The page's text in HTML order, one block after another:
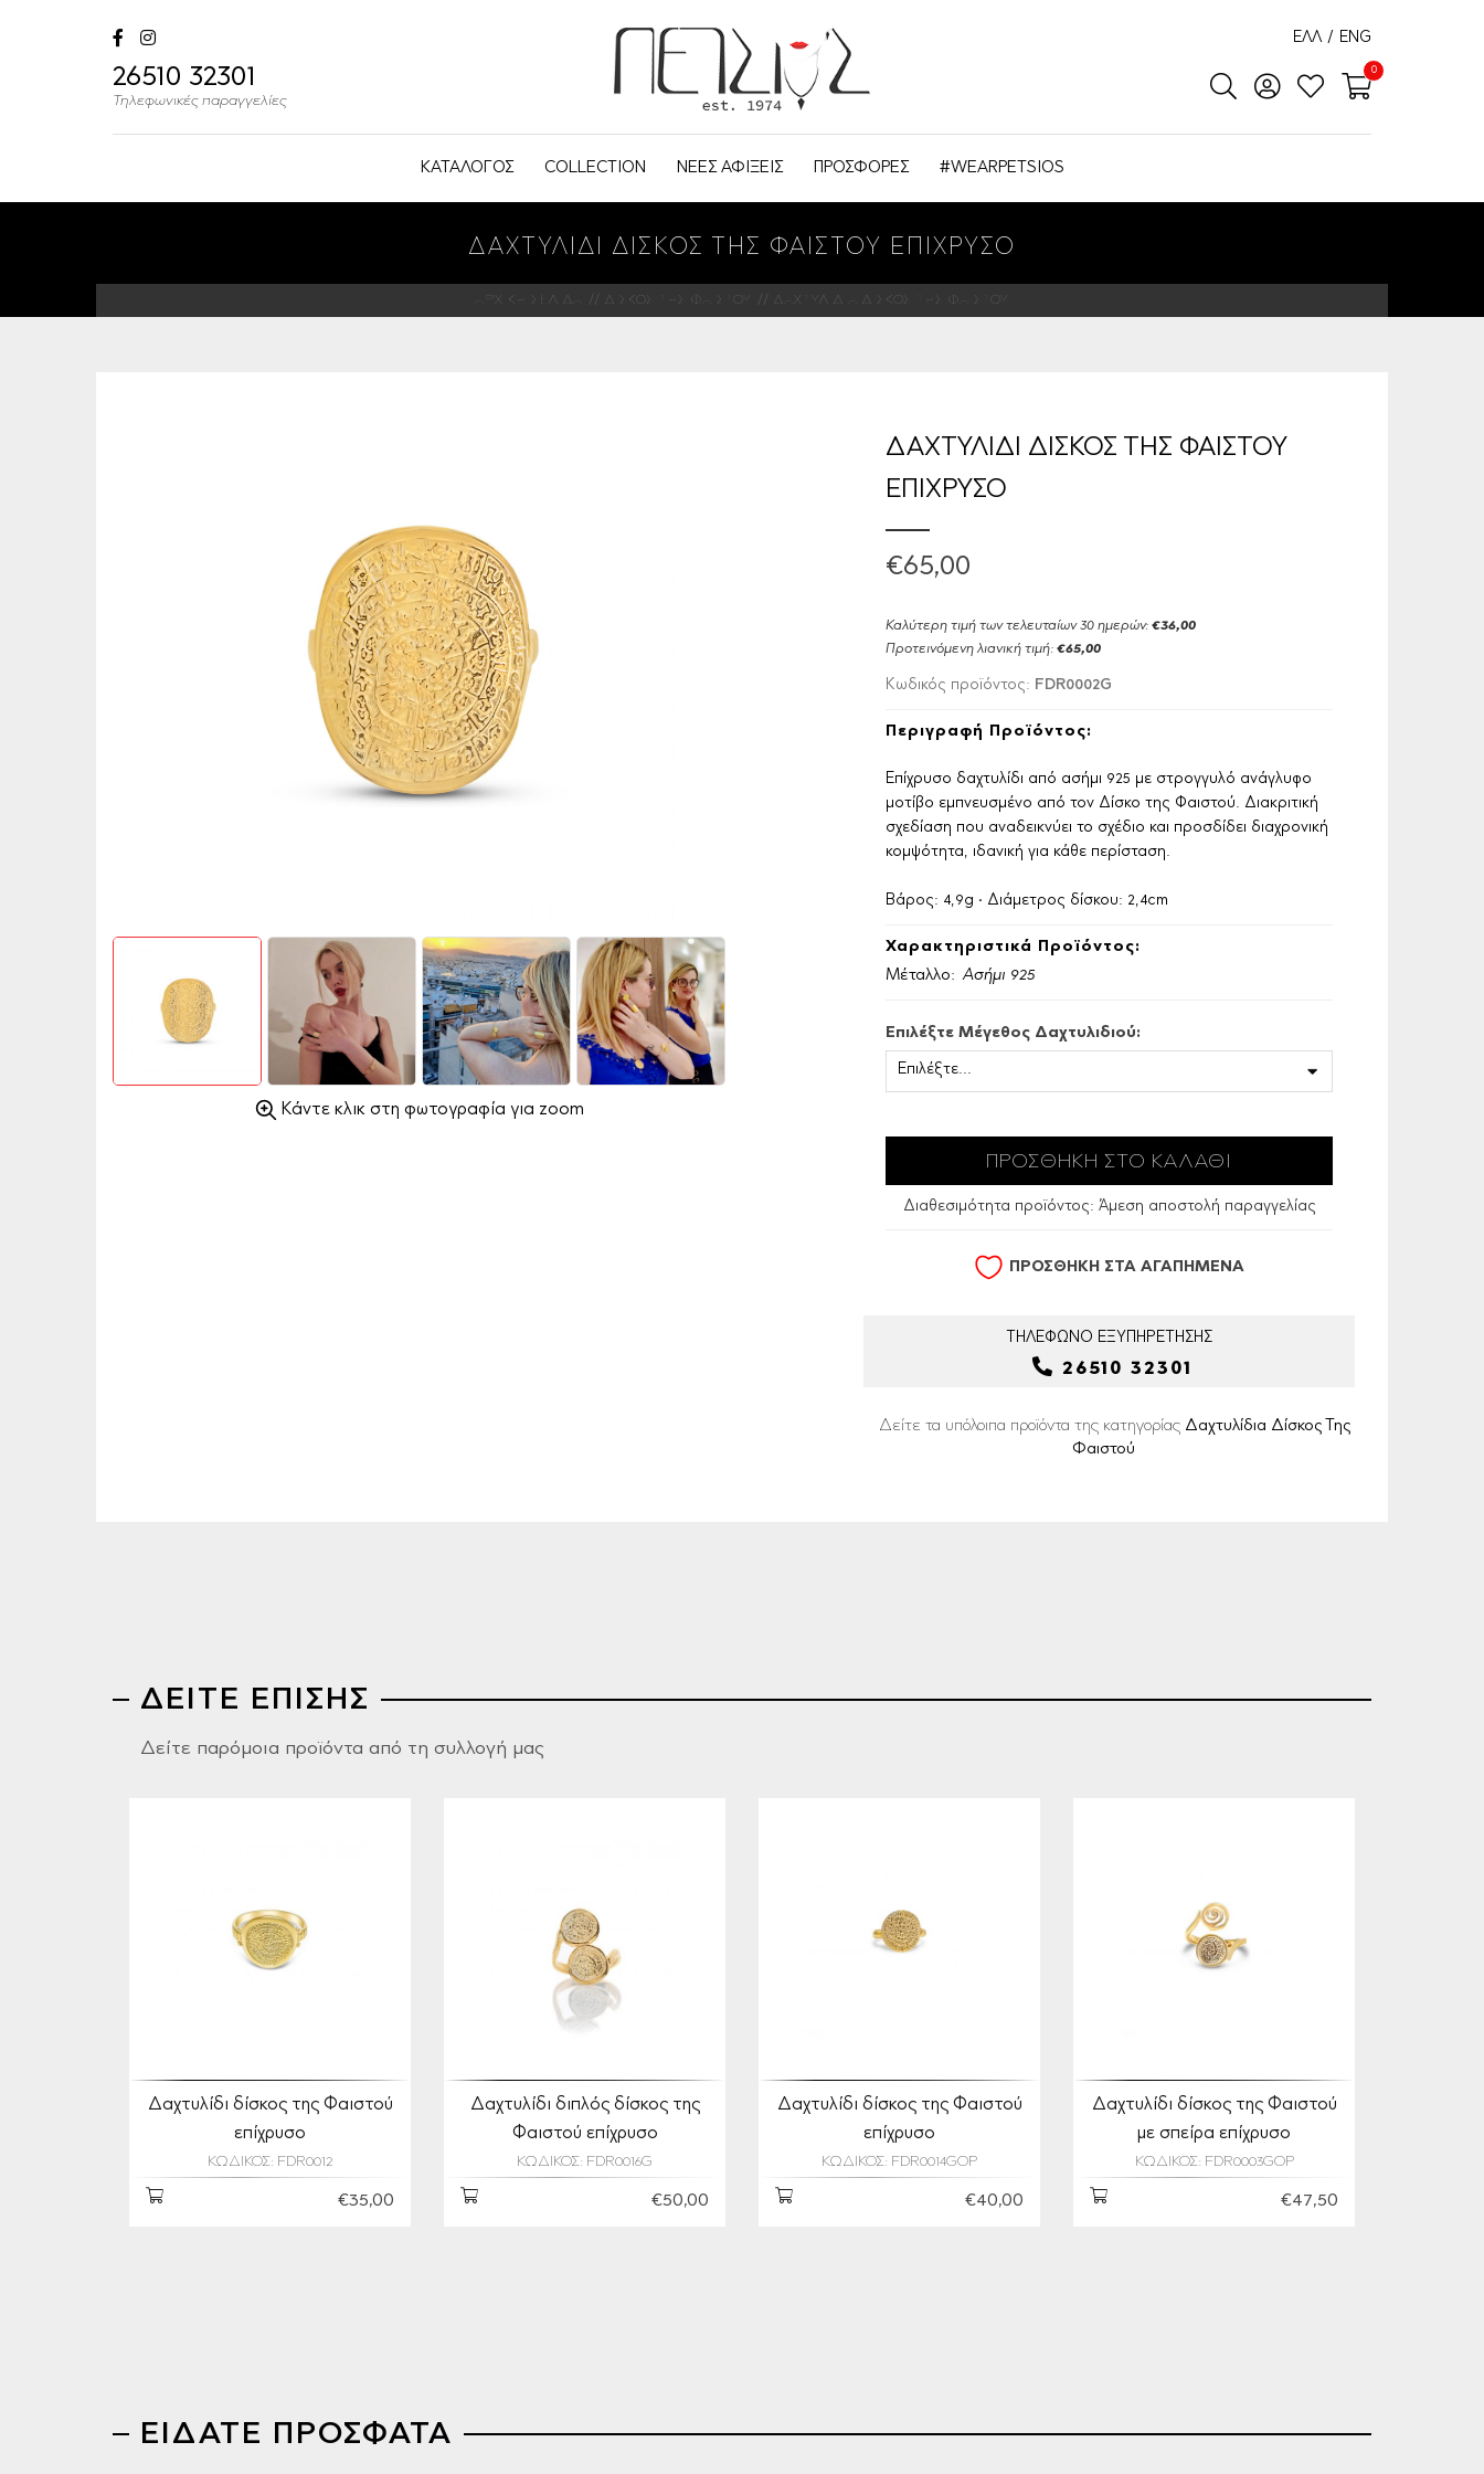
26510 32301
Τηλεφωνικές παραγγελίες
ΕΛΛ / ENG
0
ΚΑΤΑΛΟΓΟΣ COLLECTION ΝΕΕΣ ΑΦΙΞΕΙΣ ΠΡΟΣΦΟΡΕΣ #WEARPETSIOS
ΔΑΧΤΥΛΙΔΙ ΔΙΣΚΟΣ ΤΗΣ ΦΑΙΣΤΟΥ ΕΠΙΧΡΥΣΟ
ΑΡΧΙΚΗ ΣΕΛΙΔΑ ΔΙΣΚΟΣ ΤΗΣ ΦΑΙΣΤΟΥ ΔΑΧΤΥΛΙΔΙΑ ΔΙΣΚΟΣ ΤΗΣ ΦΑΙΣΤΟΥ
Κάντε κλικ στη φωτογραφία για zoom
ΔΑΧΤΥΛΙΔΙ ΔΙΣΚΟΣ ΤΗΣ ΦΑΙΣΤΟΥ
ΕΠΙΧΡΥΣΟ
€65,00
Καλύτερη τιμή των τελευταίων 30 ημερών: €36,00
Προτεινόμενη λιανική τιμή: €65,00
Κωδικός προϊόντος: FDR0002G
Περιγραφή Προϊόντος:
Επίχρυσο δαχτυλίδι από ασήμι 925 με στρογγυλό ανάγλυφο
μοτίβο εμπνευσμένο από τον Δίσκο της Φαιστού. Διακριτική
σχεδίαση που αναδεικνύει το σχέδιο και προσδίδει διαχρονική
κομψότητα, ιδανική για κάθε περίσταση.
Βάρος: 4,9g • Διάμετρος δίσκου: 2,4cm
Χαρακτηριστικά Προϊόντος:
Μέταλλο: Ασήμι 925
Επιλέξτε Μέγεθος Δαχτυλιδιού:
Διαθεσιμότητα προϊόντος: Άμεση αποστολή παραγγελίας
ΠΡΟΣΘΗΚΗ ΣΤΑ ΑΓΑΠΗΜΕΝΑ
ΤΗΛΕΦΩΝΟ ΕΞΥΠΗΡΕΤΗΣΗΣ
26510 32301
Δείτε τα υπόλοιπα προϊόντα της κατηγορίας Δαχτυλίδια Δίσκος Της
Φαιστού
ΔΕΙΤΕ ΕΠΙΣΗΣ
Δείτε παρόμοια προϊόντα από τη συλλογή μας
Δαχτυλίδι δίσκος της Φαιστού
επίχρυσο
ΚΩΔΙΚΟΣ: FDR0012
€35,00
Δαχτυλίδι διπλός δίσκος της
Φαιστού επίχρυσο
ΚΩΔΙΚΟΣ: FDR0016G
€50,00
Δαχτυλίδι δίσκος της Φαιστού
επίχρυσο
ΚΩΔΙΚΟΣ: FDR0014GOP
€40,00
Δαχτυλίδι δίσκος της Φαιστού
με σπείρα επίχρυσο
ΚΩΔΙΚΟΣ: FDR0003GOP
€47,50
ΕΙΔΑΤΕ ΠΡΟΣΦΑΤΑ